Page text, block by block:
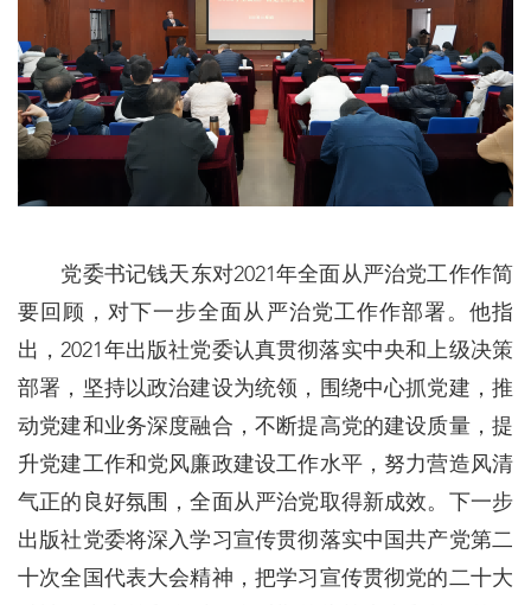
党委书记钱天东对2021年全面从严治党工作作简
要回顾，对下一步全面从严治党工作作部署。他指
出，2021年出版社党委认真贯彻落实中央和上级决策
部署，坚持以政治建设为统领，围绕中心抓党建，推
动党建和业务深度融合，不断提高党的建设质量，提
升党建工作和党风廉政建设工作水平，努力营造风清
气正的良好氛围，全面从严治党取得新成效。下一步
出版社党委将深入学习宣传贯彻落实中国共产党第二
十次全国代表大会精神，把学习宣传贯彻党的二十大